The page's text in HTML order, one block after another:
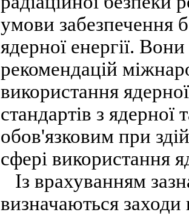
умови забезпечення
ядерної енергії.
рекомендацій
використання
стандартів з ядерної
обов'язковим при
сфері використання
Із врахуванням
визначаються